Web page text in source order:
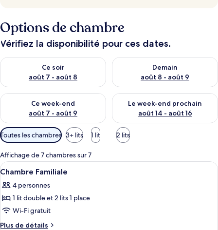
Options de chambre
Vérifiez la disponibilité pour ces dates.
Ce soir
août 7 - août 8
Vérifier la disponibilité pour ce soir août 7 - août 8
Demain
août 8 - août 9
Vérifier la disponibilité pour
Ce week-end
août 7 - août 9
Vérifier la disponibilité pour ce week-end août 7 - août 9
Le week-end prochain
août 14 - août 16
Vérifier la disponibilité pour
Filtres
disponibles
pour
les
chambres
Toutes les chambres 3+ lits 1 lit 2 lits
Affichage de 7 chambres sur 7
Afficher
toutes
les
photos
pour
ce
Une chambre d’hôtel avec deux
4
Chambre Familiale
4 personnes
1 lit double et 2 lits 1 place
Wi-Fi gratuit
Plus de détails
Plus